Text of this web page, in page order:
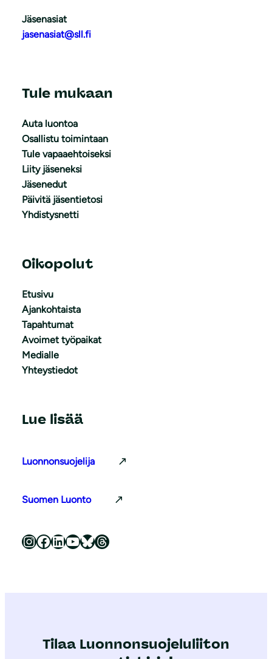
Jäsenasiat
jasenasiat@sll.fi
Tule mukaan
Auta luontoa
Osallistu toimintaan
Tule vapaaehtoiseksi
Liity jäseneksi
Jäsenedut
Päivitä jäsentietosi
Yhdistysnetti
Oikopolut
Etusivu
Ajankohtaista
Tapahtumat
Avoimet työpaikat
Medialle
Yhteystiedot
Lue lisää
Luonnonsuojelija
Suomen Luonto
Luonnonsuojeluliitto Instagramissa Luonnonsuojeluliitto Facebookissa Luonnonsuojeluliitto LinkedInissä Luonnonsuojeluliiton YouTube-kanava Luonnonsuojeluliitto Blueskyssa Luonnonsuojeluliitto Threadsissa
Tilaa Luonnonsuojeluliiton